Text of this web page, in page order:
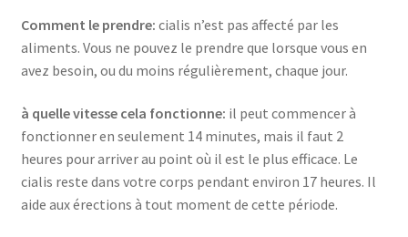
Comment le prendre: cialis n’est pas affecté par les
aliments. Vous ne pouvez le prendre que lorsque vous en
avez besoin, ou du moins régulièrement, chaque jour.
à quelle vitesse cela fonctionne: il peut commencer à
fonctionner en seulement 14 minutes, mais il faut 2
heures pour arriver au point où il est le plus efficace. Le
cialis reste dans votre corps pendant environ 17 heures. Il
aide aux érections à tout moment de cette période.